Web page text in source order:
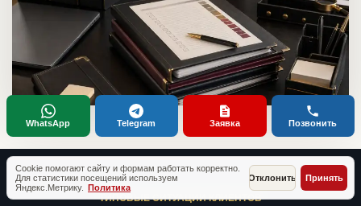
ТИПОВЫЕ СИТУАЦИИ КЛИЕНТОВ
Cookie помогают сайту и формам работать корректно.
Для статистики посещений используем
Яндекс.Метрику. Политика
Отклонить Принять
WhatsApp Telegram Заявка Позвонить